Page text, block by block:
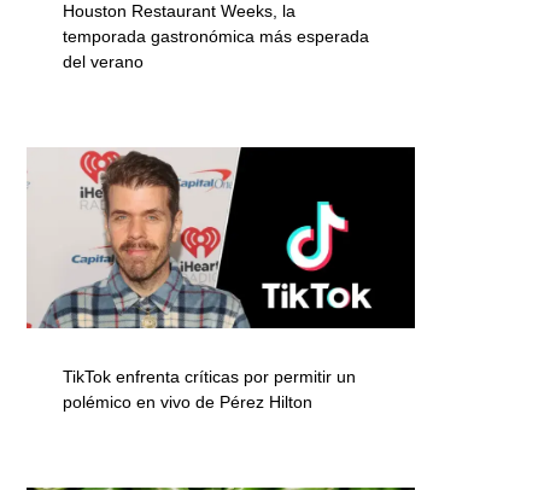
Houston Restaurant Weeks, la
temporada gastronómica más esperada
del verano
TikTok enfrenta críticas por permitir un
polémico en vivo de Pérez Hilton